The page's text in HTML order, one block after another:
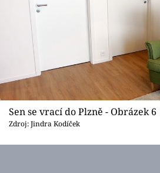
Sen se vrací do Plzně - Obrázek 6
Zdroj: Jindra Kodíček